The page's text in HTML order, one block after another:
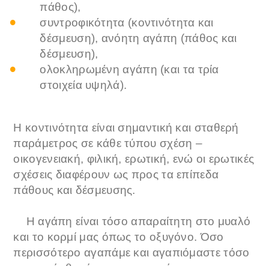
πάθος),
συντροφικότητα (κοντινότητα και
δέσμευση), ανόητη αγάπη (πάθος και
δέσμευση),
ολοκληρωμένη αγάπη (και τα τρία
στοιχεία υψηλά).
Η κοντινότητα είναι σημαντική και σταθερή
παράμετρος σε κάθε τύπου σχέση –
οικογενειακή, φιλική, ερωτική, ενώ οι ερωτικές
σχέσεις διαφέρουν ως προς τα επίπεδα
πάθους και δέσμευσης.
Η αγάπη είναι τόσο απαραίτητη στο μυαλό
και το κορμί μας όπως το οξυγόνο. Όσο
περισσότερο αγαπάμε και αγαπιόμαστε τόσο